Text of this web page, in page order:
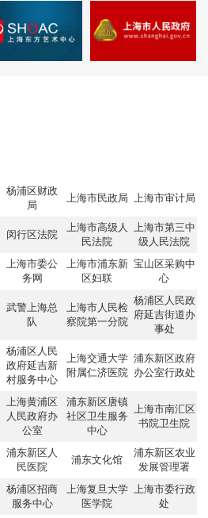
杨浦区财政
局
上海市民政局 上海市审计局
闵行区法院
上海市高级人
民法院
上海市第三中
级人民法院
上海市委公
务网
上海市浦东新
区妇联
宝山区采购中
心
武警上海总
队
上海市人民检
察院第一分院
杨浦区人民政
府延吉街道办
事处
杨浦区人民
政府延吉新
村服务中心
上海交通大学
附属仁济医院
浦东新区政府
办公室行政处
上海黄浦区
人民政府办
公室
浦东新区唐镇
社区卫生服务
中心
上海市南汇区
书院卫生院
浦东新区人
民医院
浦东文化馆
浦东新区农业
发展管理署
杨浦区招商
服务中心
上海复旦大学
医学院
上海市委行政
处